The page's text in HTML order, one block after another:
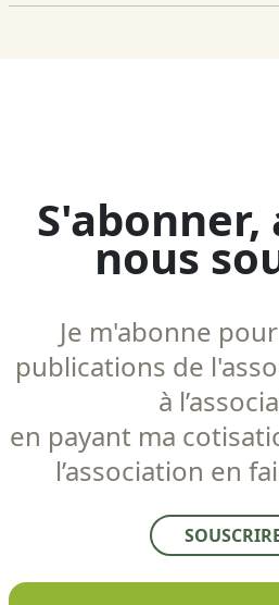
S'abonner,
nous
Je m'abonne
publications de
à
en payant ma
l’association en